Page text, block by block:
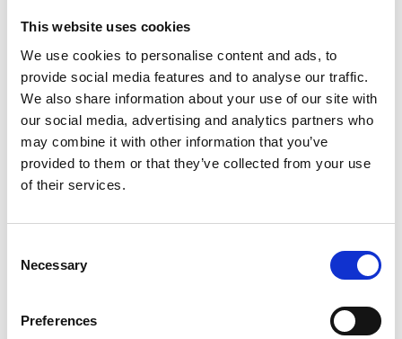
This website uses cookies
We use cookies to personalise content and ads, to
provide social media features and to analyse our traffic.
We also share information about your use of our site with
our social media, advertising and analytics partners who
may combine it with other information that you’ve
provided to them or that they’ve collected from your use
of their services.
Selection
Necessary
Preferences
Du kan köpa enkel- eller månadsbiljetter eller årskort
till färjan. Även Västtrafiks periodbiljetter, skolkort
och seniorkort för zon B är giltiga färdbevis på färjan.
Köp biljett och se tidtabell för Marstrandsfärjan
Det är Kungälvs kommun som ansvarar för
Marstrandsfärjan.